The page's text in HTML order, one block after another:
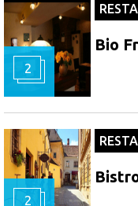
2
Bio
2